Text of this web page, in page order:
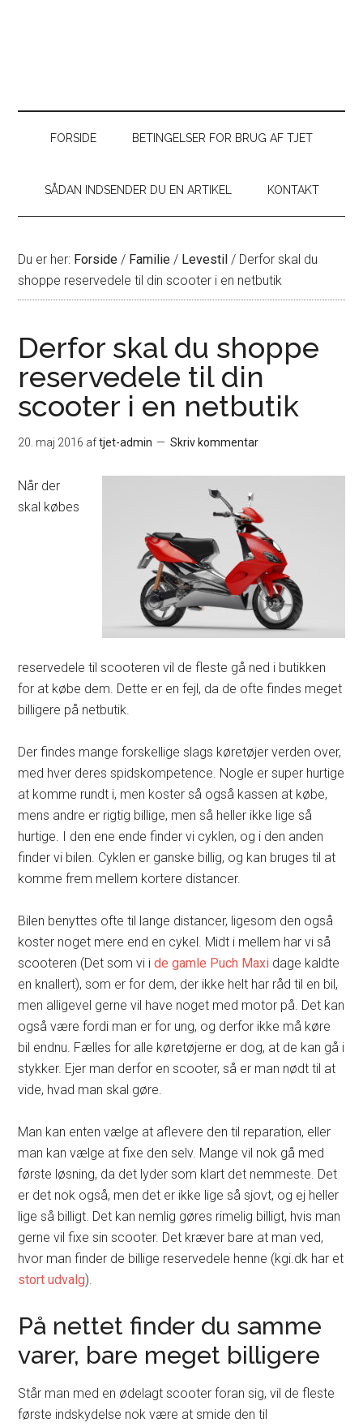
FORSIDE BETINGELSER FOR BRUG AF TJET
SÅDAN INDSENDER DU EN ARTIKEL KONTAKT
Du er her: Forside / Familie / Levestil / Derfor skal du
shoppe reservedele til din scooter i en netbutik
Derfor skal du shoppe
reservedele til din
scooter i en netbutik
20. maj 2016 aftjet-admin Skriv kommentar
Når der
skal købes
reservedele til scooteren vil de fleste gå ned i butikken
for at købe dem. Dette er en fejl, da de ofte findes meget
billigere på netbutik.
Der findes mange forskellige slags køretøjer verden over,
med hver deres spidskompetence. Nogle er super hurtige
at komme rundt i, men koster så også kassen at købe,
mens andre er rigtig billige, men så heller ikke lige så
hurtige. I den ene ende finder vi cyklen, og i den anden
finder vi bilen. Cyklen er ganske billig, og kan bruges til at
komme frem mellem kortere distancer.
Bilen benyttes ofte til lange distancer, ligesom den også
koster noget mere end en cykel. Midt i mellem har vi så
scooteren (Det som vi ide gamle Puch Maxi dage kaldte
en knallert), som er for dem, der ikke helt har råd til en bil,
men alligevel gerne vil have noget med motor på. Det kan
også være fordi man er for ung, og derfor ikke må køre
bil endnu. Fælles for alle køretøjerne er dog, at de kan gå i
stykker. Ejer man derfor en scooter, så er man nødt til at
vide, hvad man skal gøre.
Man kan enten vælge at aflevere den til reparation, eller
man kan vælge at fixe den selv. Mange vil nok gå med
første løsning, da det lyder som klart det nemmeste. Det
er det nok også, men det er ikke lige så sjovt, og ej heller
lige så billigt. Det kan nemlig gøres rimelig billigt, hvis man
gerne vil fixe sin scooter. Det kræver bare at man ved,
hvor man finder de billige reservedele henne (kgi.dk har et
stort udvalg).
På nettet finder du samme
varer, bare meget billigere
Står man med en ødelagt scooter foran sig, vil de fleste
første indskydelse nok være at smide den til